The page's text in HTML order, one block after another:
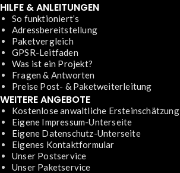
HILFE & ANLEITUNGEN
So funktioniert’s
Adressbereitstellung
Paketvergleich
GPSR-Leitfaden
Was ist ein Projekt?
Fragen & Antworten
Preise Post- & Paketweiterleitung
WEITERE ANGEBOTE
Kostenlose anwaltliche Ersteinschätzung
Eigene Impressum-Unterseite
Eigene Datenschutz-Unterseite
Eigenes Kontaktformular
Unser Postservice
Unser Paketservice